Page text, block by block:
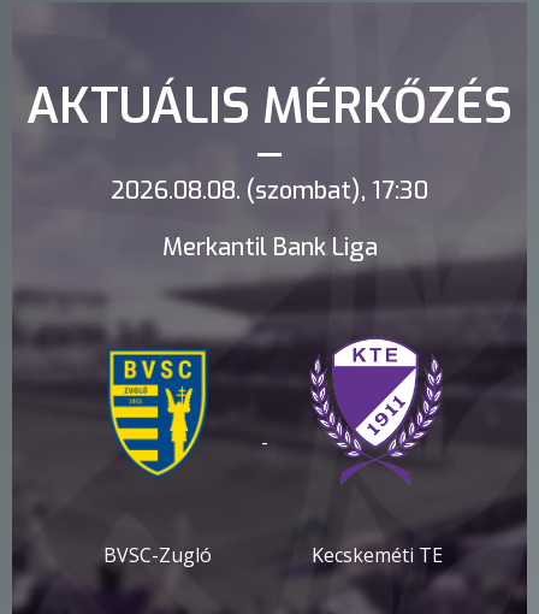
AKTUÁLIS MÉRKŐZÉS
2026.08.08. (szombat), 17:30
Merkantil Bank Liga
BVSC-Zugló
-
Kecskeméti TE